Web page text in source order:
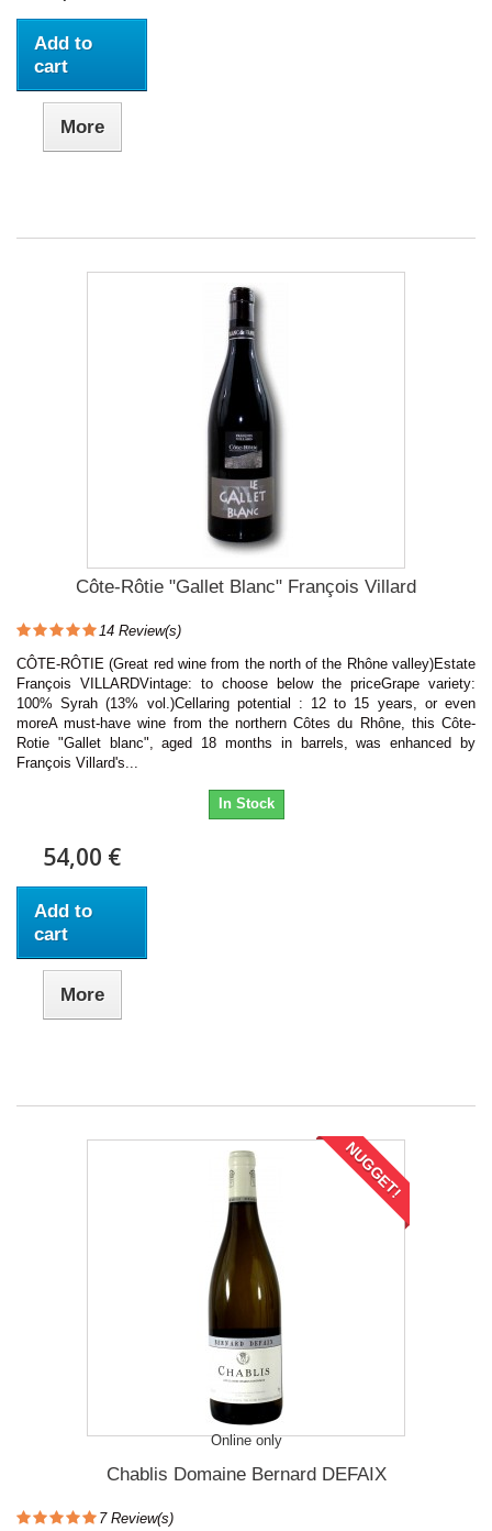
Add to
cart
More
Côte-Rôtie "Gallet Blanc" François Villard
14 Review(s)
CÔTE-RÔTIE (Great red wine from the north of the Rhône valley)Estate
François VILLARDVintage: to choose below the priceGrape variety:
100% Syrah (13% vol.)Cellaring potential : 12 to 15 years, or even
moreA must-have wine from the northern Côtes du Rhône, this Côte-
Rotie "Gallet blanc", aged 18 months in barrels, was enhanced by
François Villard's...
In Stock
54,00 €
Add to
cart
More
NUGGET!
Online only
Chablis Domaine Bernard DEFAIX
7Review(s)